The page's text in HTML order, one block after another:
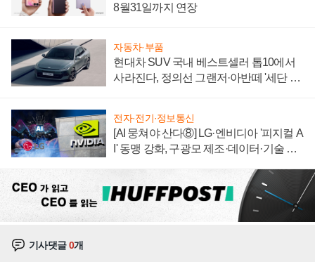
8월31일까지 연장
자동차·부품
현대차 SUV 국내 베스트셀러 톱10에서
사라진다, 정의선 그랜저·아반떼 '세단 쌍
전자·전기·정보통신
[AI 뭉쳐야 산다⑧] LG·엔비디아 '피지컬 A
I' 동맹 강화, 구광모 제조·데이터·기술 결
기사댓글0개